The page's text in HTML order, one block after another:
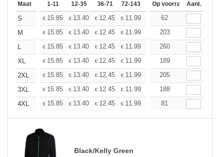
Maat 1-11 12-35 36-71 72-143 144-287 288 + Meer
Op voorraadAant.
S € 15.85 € 13.40 € 12.45 € 11.99 11.32
62
M
€ 15.85 € 13.40 € 12.45 € 11.99 11.32
203
L
€ 15.85 € 13.40 € 12.45 € 11.99 11.32
260
XL
€ 15.85 € 13.40 € 12.45 € 11.99 11.32
189
2XL
€ 15.85 € 13.40 € 12.45 € 11.99 11.32
205
3XL
€ 15.85 € 13.40 € 12.45 € 11.99 11.32
188
4XL
€ 15.85 € 13.40 € 12.45 € 11.99 11.32
81
Black/Kelly Green